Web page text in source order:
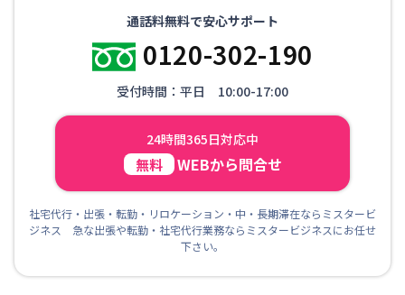
通話料無料で安心サポート
0120-302-190
受付時間：平日 10:00-17:00
24時間365日対応中
無料 WEBから問合せ
社宅代行・出張・転勤・リロケーション・中・長期滞在ならミスタービ
ジネス 急な出張や転勤・社宅代行業務ならミスタービジネスにお任せ
下さい。